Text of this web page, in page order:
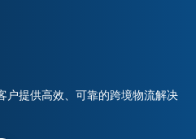
户提供高效、可靠的跨境物流解决